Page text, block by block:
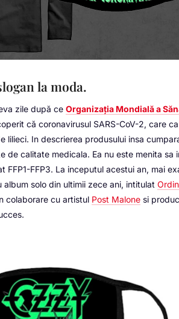
la moda.
zile după ce Organizația Mondială a
că coronavirusul SARS-CoV-2, care
lilieci. In descrierea produsului insa
de calitate medicala. Ea nu este menita sa
FFP1-FFP3. La inceputul acestui an, mai
solo din ultimii zece ani, intitulat
colaborare cu artistul Post Malone si